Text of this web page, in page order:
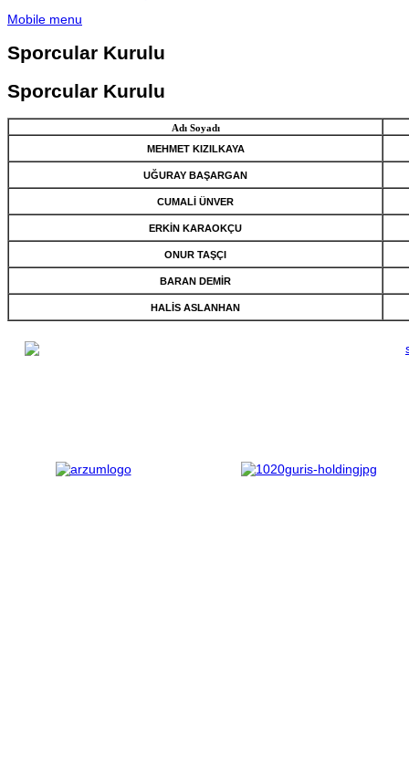
Mobile menu
Sporcular Kurulu
Sporcular Kurulu
Adı Soyadı
MEHMET KIZILKAYA
UĞURAY BAŞARGAN
CUMALİ ÜNVER
ERKİN KARAOKÇU
ONUR TAŞÇI
BARAN DEMİR
HALİS ASLANHAN